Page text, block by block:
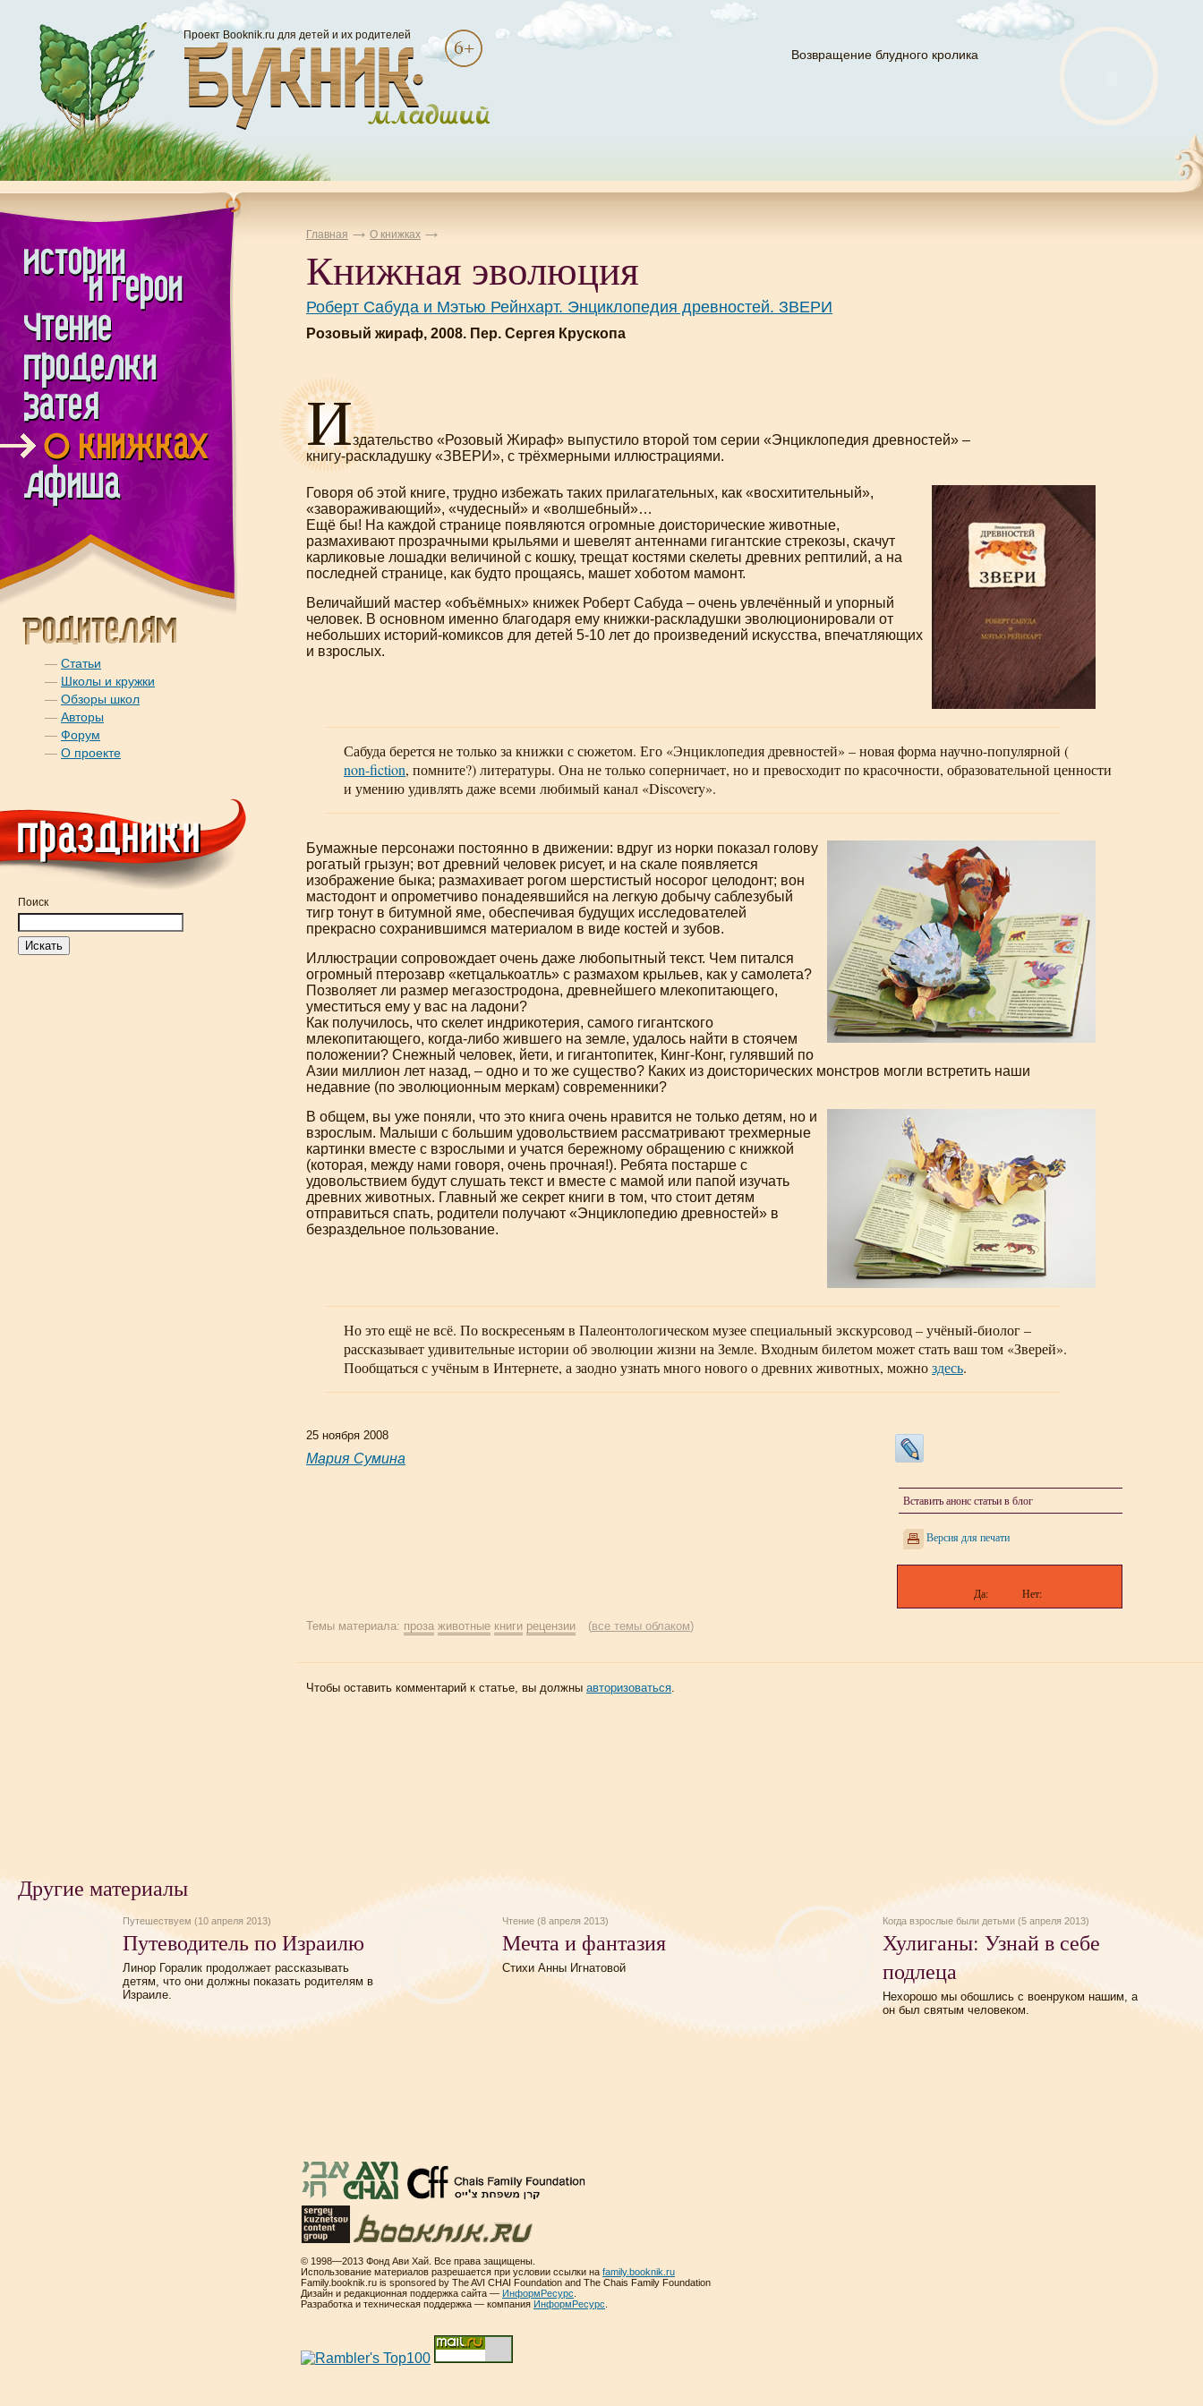
Проект Booknik.ru для детей и их родителей
Возвращение блудного кролика
— Статьи
— Школы и кружки
— Обзоры школ
— Авторы
— Форум
— О проекте
Поиск
Главная О книжках
Книжная эволюция
Роберт Сабуда и Мэтью Рейнхарт. Энциклопедия древностей. ЗВЕРИ
Розовый жираф, 2008. Пер. Сергея Крускопа
Издательство «Розовый Жираф» выпустило второй том серии «Энциклопедия древностей» –
книгу-раскладушку «ЗВЕРИ», с трёхмерными иллюстрациями.
Говоря об этой книге, трудно избежать таких прилагательных, как «восхитительный»,
«завораживающий», «чудесный» и «волшебный»…
Ещё бы! На каждой странице появляются огромные доисторические животные,
размахивают прозрачными крыльями и шевелят антеннами гигантские стрекозы, скачут
карликовые лошадки величиной с кошку, трещат костями скелеты древних рептилий, а на
последней странице, как будто прощаясь, машет хоботом мамонт.
Величайший мастер «объёмных» книжек Роберт Сабуда – очень увлечённый и упорный
человек. В основном именно благодаря ему книжки-раскладушки эволюционировали от
небольших историй-комиксов для детей 5-10 лет до произведений искусства, впечатляющих
и взрослых.
Сабуда берется не только за книжки с сюжетом. Его «Энциклопедия древностей» – новая форма научно-популярной (
non-fiction, помните?) литературы. Она не только соперничает, но и превосходит по красочности, образовательной ценности
и умению удивлять даже всеми любимый канал «Discovery».
Бумажные персонажи постоянно в движении: вдруг из норки показал голову
рогатый грызун; вот древний человек рисует, и на скале появляется
изображение быка; размахивает рогом шерстистый носорог целодонт; вон
мастодонт и опрометчиво понадеявшийся на легкую добычу саблезубый
тигр тонут в битумной яме, обеспечивая будущих исследователей
прекрасно сохранившимся материалом в виде костей и зубов.
Иллюстрации сопровождает очень даже любопытный текст. Чем питался
огромный птерозавр «кетцалькоатль» с размахом крыльев, как у самолета?
Позволяет ли размер мегазостродона, древнейшего млекопитающего,
уместиться ему у вас на ладони?
Как получилось, что скелет индрикотерия, самого гигантского
млекопитающего, когда-либо жившего на земле, удалось найти в стоячем
положении? Снежный человек, йети, и гигантопитек, Кинг-Конг, гулявший по
Азии миллион лет назад, – одно и то же существо? Каких из доисторических монстров могли встретить наши
недавние (по эволюционным меркам) современники?
В общем, вы уже поняли, что это книга очень нравится не только детям, но и
взрослым. Малыши с большим удовольствием рассматривают трехмерные
картинки вместе с взрослыми и учатся бережному обращению с книжкой
(которая, между нами говоря, очень прочная!). Ребята постарше с
удовольствием будут слушать текст и вместе с мамой или папой изучать
древних животных. Главный же секрет книги в том, что стоит детям
отправиться спать, родители получают «Энциклопедию древностей» в
безраздельное пользование.
Но это ещё не всё. По воскресеньям в Палеонтологическом музее специальный экскурсовод – учёный-биолог –
рассказывает удивительные истории об эволюции жизни на Земле. Входным билетом может стать ваш том «Зверей».
Пообщаться с учёным в Интернете, а заодно узнать много нового о древних животных, можноздесь.
Вставить анонс статьи в блог
Версия для печати
Да: Нет:
25 ноября 2008
Мария Сумина
Темы материала: проза животные книги рецензии (все темы облаком)
Чтобы оставить комментарий к статье, вы должны авторизоваться.
Другие материалы
Путешествуем (10 апреля 2013)
Путеводитель по Израилю
Линор Горалик продолжает рассказывать
детям, что они должны показать родителям в
Израиле.
Чтение (8 апреля 2013)
Мечта и фантазия
Стихи Анны Игнатовой
Когда взрослые были детьми (5 апреля 2013)
Хулиганы: Узнай в себе
подлеца
Нехорошо мы обошлись с военруком нашим, а
он был святым человеком.
© 1998—2013 Фонд Ави Хай. Все права защищены.
Использование материалов разрешается при условии ссылки на family.booknik.ru
Family.booknik.ru is sponsored by The AVI CHAI Foundation and The Chais Family Foundation
Дизайн и редакционная поддержка сайта — ИнформРесурс
Разработка и техническая поддержка — компания ИнформРесурс